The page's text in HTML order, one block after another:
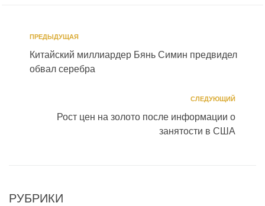
ПРЕДЫДУЩАЯ
Китайский миллиардер Бянь Симин предвидел
обвал серебра
СЛЕДУЮЩИЙ
Рост цен на золото после информации о
занятости в США
РУБРИКИ